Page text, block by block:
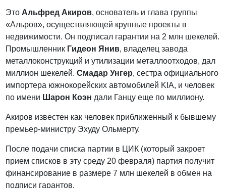
Это Альфред Акиров, основатель и глава группы
«Альров», осуществляющей крупные проекты в
недвижимости. Он подписал гарантии на 2 млн шекелей.
Промышленник Гидеон Янив, владелец завода
металлоконструкций и утилизации металлоотходов, дал
миллион шекелей.Смадар Унгер, сестра официального
импортера южнокорейских автомобилей KIA, и человек
по имени Шарон Коэн дали Ганцу еще по миллиону.
Акиров известен как человек приближенный к бывшему
премьер-министру Эхуду Ольмерту.
После подачи списка партии в ЦИК (который закроет
прием списков в эту среду 20 февраля) партия получит
финансирование в размере 7 млн шекелей в обмен на
подписи гарантов.